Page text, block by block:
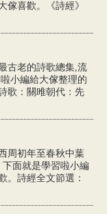
傢喜歡。《詩經》
古老的詩歌總集,流
小編給大傢整理的
歌：關雎朝代：先
周初年至春秋中葉
面就是學習啦小編
。詩經全文節選：